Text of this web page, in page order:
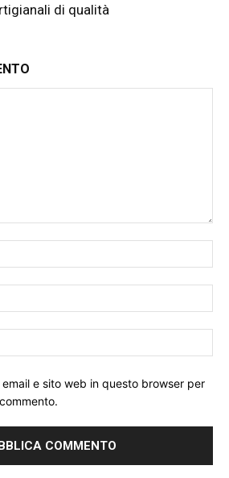
di qualità
email e sito web in questo browser per